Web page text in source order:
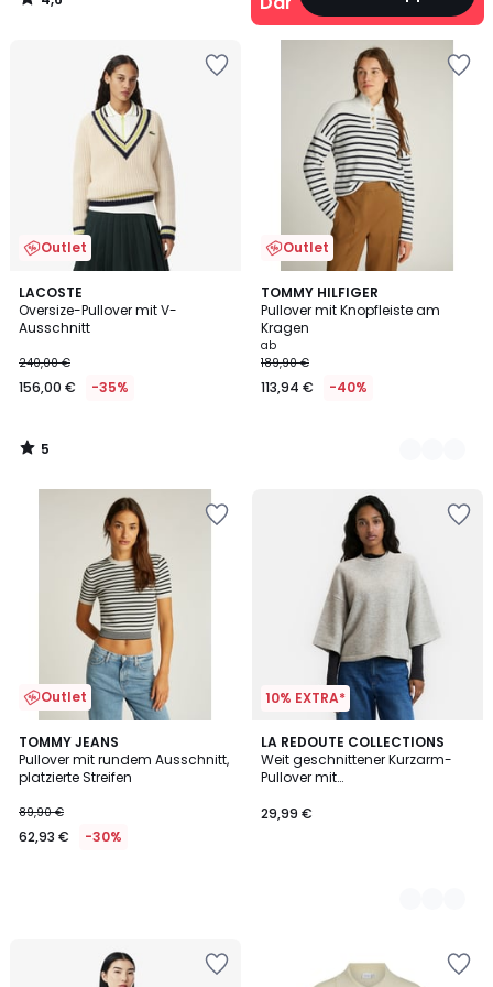
/
Outlet
LACOSTE
Oversize-Pullover mit V-
Ausschnitt
240,00 €
156,00 € -35%
5
/
5
5
/
Outlet
TOMMY HILFIGER
Pullover mit Knopfleiste am
Kragen
ab
189,90 €
113,94 € -40%
2
Farben
Outlet
TOMMY JEANS
Pullover mit rundem Ausschnitt,
platzierte Streifen
89,90 €
62,93 € -30%
10% EXTRA*
LA REDOUTE COLLECTIONS
Weit geschnittener Kurzarm-
Pullover mit
29,99 €
2
Farben